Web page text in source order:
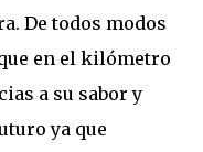
De todos modos
en el kilómetro
a su sabor y
ya que